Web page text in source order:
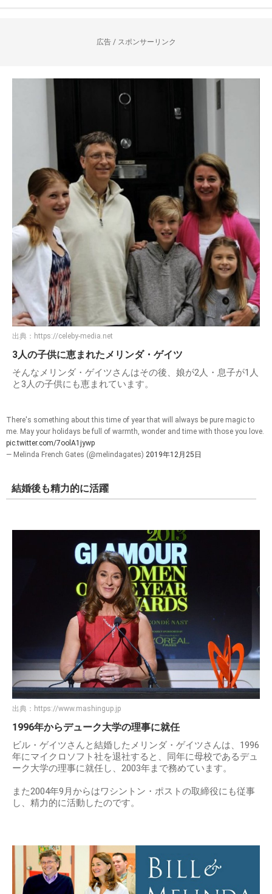
広告 / スポンサーリンク
出典： https://celeby-media.net
3人の子供に恵まれたメリンダ・ゲイツ
そんなメリンダ・ゲイツさんはその後、娘が2人・息子が1人
と3人の子供にも恵まれています。
There's something about this time of year that will always be pure magic to
me. May your holidays be full of warmth, wonder and time with those you love.
pic.twitter.com/7oolA1jywp
— Melinda French Gates (@melindagates) 2019年12月25日
結婚後も精力的に活躍
出典： https://www.mashingup.jp
1996年からデューク大学の理事に就任
ビル・ゲイツさんと結婚したメリンダ・ゲイツさんは、1996
年にマイクロソフト社を退社すると、同年に母校であるデュ
ーク大学の理事に就任し、2003年まで務めています。
また2004年9月からはワシントン・ポストの取締役にも従事
し、精力的に活動したのです。